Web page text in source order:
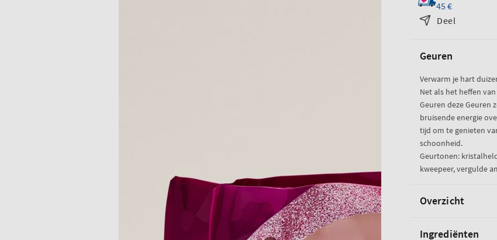
stuks
van
A
Wishes
45 €
Deel
Geuren
Verwarm je hart
Net als het heffen
Geuren deze Geuren
bruisende energie
tijd om te genieten
schoonheid.
Geurtonen:
kweepeer, vergulde
Overzicht
Ingrediënten